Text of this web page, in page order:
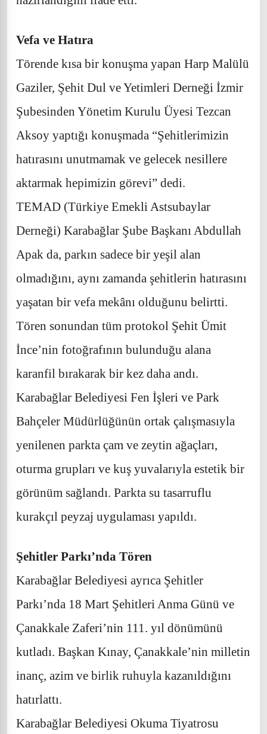
Vefa ve Hatıra
Törende kısa bir konuşma yapan Harp Malülü
Gaziler, Şehit Dul ve Yetimleri Derneği İzmir
Şubesinden Yönetim Kurulu Üyesi Tezcan
Aksoy yaptığı konuşmada “Şehitlerimizin
hatırasını unutmamak ve gelecek nesillere
aktarmak hepimizin görevi” dedi.
TEMAD (Türkiye Emekli Astsubaylar
Derneği) Karabağlar Şube Başkanı Abdullah
Apak da, parkın sadece bir yeşil alan
olmadığını, aynı zamanda şehitlerin hatırasını
yaşatan bir vefa mekânı olduğunu belirtti.
Tören sonundan tüm protokol Şehit Ümit
İnce’nin fotoğrafının bulunduğu alana
karanfil bırakarak bir kez daha andı.
Karabağlar Belediyesi Fen İşleri ve Park
Bahçeler Müdürlüğünün ortak çalışmasıyla
yenilenen parkta çam ve zeytin ağaçları,
oturma grupları ve kuş yuvalarıyla estetik bir
görünüm sağlandı. Parkta su tasarruflu
kurakçıl peyzaj uygulaması yapıldı.
Şehitler Parkı’nda Tören
Karabağlar Belediyesi ayrıca Şehitler
Parkı’nda 18 Mart Şehitleri Anma Günü ve
Çanakkale Zaferi’nin 111. yıl dönümünü
kutladı. Başkan Kınay, Çanakkale’nin milletin
inanç, azim ve birlik ruhuyla kazanıldığını
hatırlattı.
Karabağlar Belediyesi Okuma Tiyatrosu